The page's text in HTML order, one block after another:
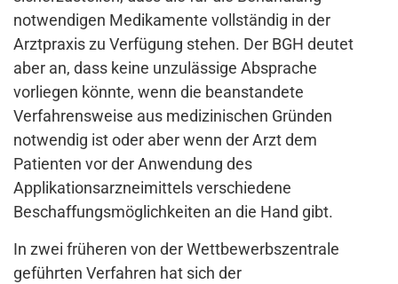
notwendigen Medikamente vollständig in der
Arztpraxis zu Verfügung stehen. Der BGH deutet
aber an, dass keine unzulässige Absprache
vorliegen könnte, wenn die beanstandete
Verfahrensweise aus medizinischen Gründen
notwendig ist oder aber wenn der Arzt dem
Patienten vor der Anwendung des
Applikationsarzneimittels verschiedene
Beschaffungsmöglichkeiten an die Hand gibt.
In zwei früheren von der Wettbewerbszentrale
geführten Verfahren hat sich der